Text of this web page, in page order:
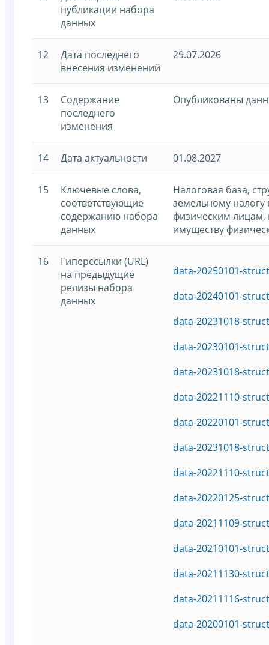
публикации набора
данных
12
Дата последнего
внесения изменений
29.07.2026
13
Содержание
последнего
изменения
Опубликованы
14 Дата актуальности 01.08.2027
15
Ключевые слова,
соответствующие
содержанию набора
данных
Налоговая база,
земельному
физическим лицам,
имуществу
16
Гиперссылки (URL)
на предыдущие
релизы набора
данных
data-20250101-
data-20240101-
data-20231018-
data-20230101-
data-20231018-
data-20221110-
data-20220101-
data-20231018-
data-20221110-
data-20220125-
data-20211109-
data-20210101-
data-20211130-
data-20211116-
data-20200101-